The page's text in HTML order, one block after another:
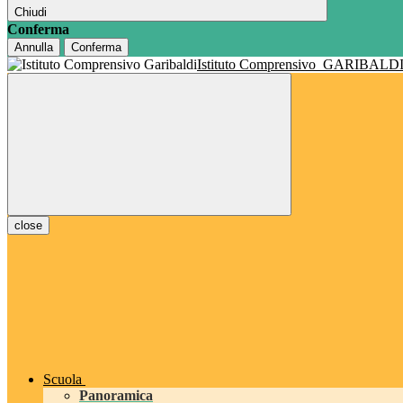
Chiudi
Conferma
Annulla Conferma
Istituto Comprensivo GARIBALDI
close
Scuola
Panoramica